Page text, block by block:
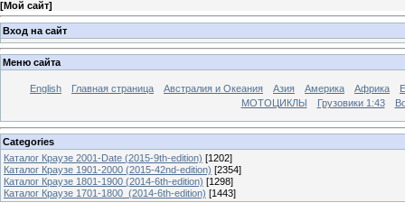
[Мой сайт]
Вход на сайт
Меню сайта
English Главная страница Австралия и Океания Азия Америка Африка
МОТОЦИКЛЫ
Грузовики 1:43
Categories
Каталог Краузе 2001-Date (2015-9th-edition) [1202]
Каталог Краузе 1901-2000 (2015-42nd-edition) [2354]
Каталог Краузе 1801-1900 (2014-6th-edition) [1298]
Каталог Краузе 1701-1800_(2014-6th-edition) [1443]